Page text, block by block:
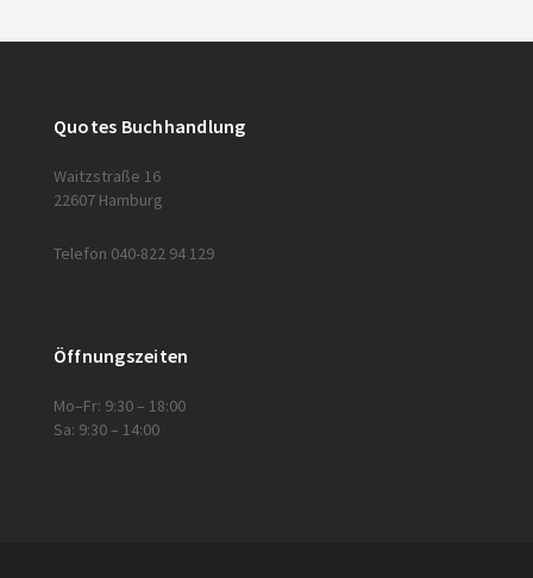
Quotes Buchhandlung
Waitzstraße 16
22607 Hamburg
Telefon 040-822 94 129
Öffnungszeiten
Mo–Fr: 9:30 – 18:00
Sa: 9:30 – 14:00